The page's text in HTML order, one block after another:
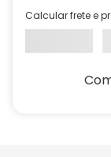
Calcular frete e